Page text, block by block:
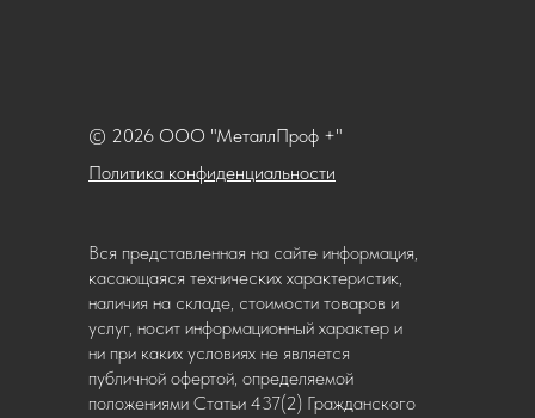
Политика конфиденциальности
© 2026 ООО "МеталлПроф +"
Вся представленная на сайте информация,
касающаяся технических характеристик,
наличия на складе, стоимости товаров и
услуг, носит информационный характер и
ни при каких условиях не является
публичной офертой, определяемой
положениями Статьи 437(2) Гражданского